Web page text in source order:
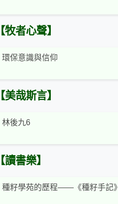
【牧者心聲】
環保意識與信仰
【美哉斯言】
林後九6
【讀書樂】
種籽學苑的歷程——《種籽手記》